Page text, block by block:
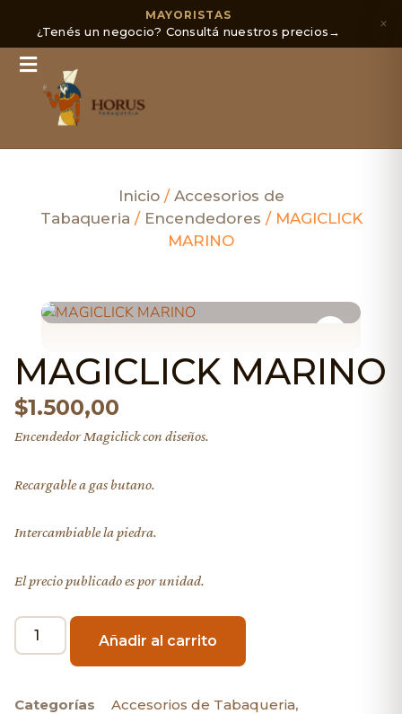
MAYORISTAS
¿Tenés un negocio? Consultá nuestros precios→ ×
Inicio/ Accesorios de
Tabaqueria / Encendedores / MAGICLICK
MARINO
MAGICLICK MARINO
$1.500,00
Encendedor Magiclick con diseños.
Recargable a gas butano.
Intercambiable la piedra.
El precio publicado es por unidad.
Añadir al carrito
Categorías Accesorios de Tabaqueria,